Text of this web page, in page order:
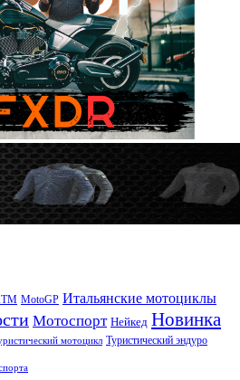
MotoGP Итальянские мотоциклы
Мотоспорт Нейкед Новинка
мотоцикл Туристический эндуро